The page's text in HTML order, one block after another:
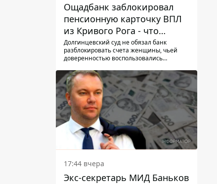
Ощадбанк заблокировал
пенсионную карточку ВПЛ
из Кривого Рога - что
решил суд
Долгинцевский суд не обязал банк
разблокировать счета женщины, чьей
доверенностью воспользовались
17:44 вчера
Экс-секретарь МИД Баньков